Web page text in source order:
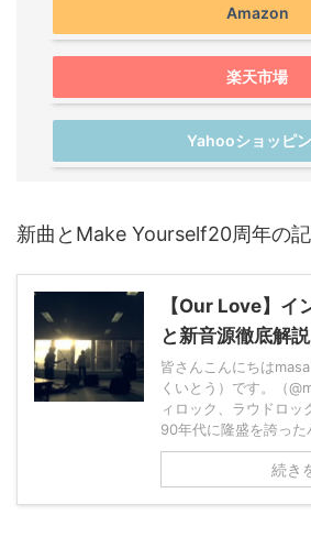
Amazon
楽天市場
Yahooショッピ
新曲とMake Yourself20周年の
【Our Love】イ
と新音源徹底解説
皆さんこんにちは
くいとう）です。（
ィロック、ラウドロッ
90年代に隆盛を誇っ
続き